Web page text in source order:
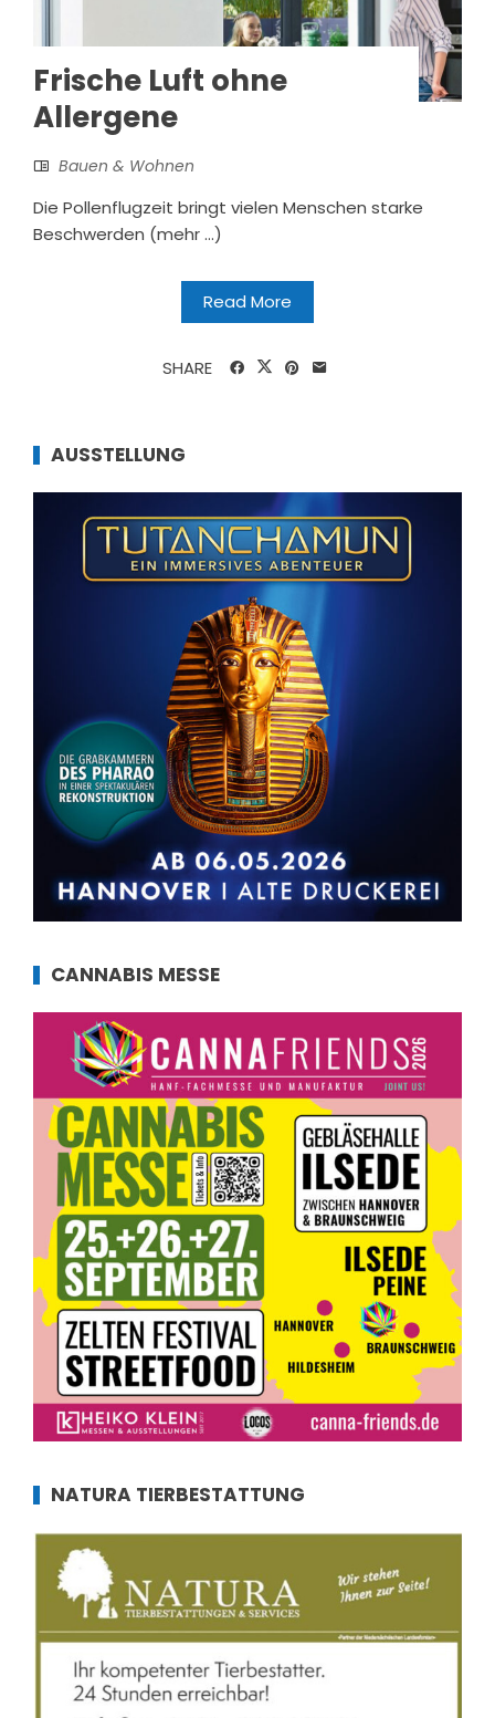
Frische Luft ohne
Allergene
Bauen & Wohnen
Die Pollenflugzeit bringt vielen Menschen starke
Beschwerden (mehr …)
Read More
SHARE
AUSSTELLUNG
CANNABIS MESSE
NATURA TIERBESTATTUNG